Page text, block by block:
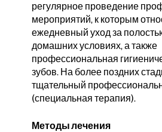
регулярное проведение
мероприятий, к которым
ежедневный уход за
домашних условиях, а также
профессиональная
зубов. На более поздних
тщательный
(специальная терапия).
Методы лечения